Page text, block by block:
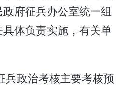
府征兵办公室统一组
体负责实施，有关单
兵政治考核主要考核预